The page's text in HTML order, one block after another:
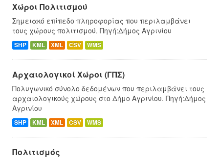
Χώροι Πολιτισμού
Σημειακό επίπεδο πληροφορίας που περιλαμβάνει
τους χώρους πολιτισμού. Πηγή:Δήμος Αγρινίου
SHP KML XML CSV WMS
Αρχαιολογικοί Χώροι (ΓΠΣ)
Πολυγωνικό σύνολο δεδομένων που περιλαμβάνει τους
αρχαιολογικούς χώρους στο Δήμο Αγρινίου. Πηγή:Δήμος
Αγρινίου
SHP KML XML CSV WMS
Πολιτισμός